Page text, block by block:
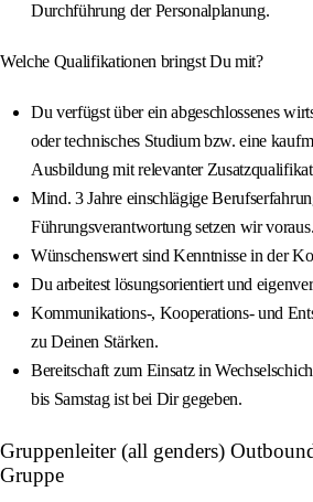
Durchführung der Personalplanung.
Welche Qualifikationen bringst Du mit?
Du verfügst über ein abgeschlossenes
oder technisches Studium bzw. eine
Ausbildung mit relevanter
Mind. 3 Jahre einschlägige
Führungsverantwortung setzen wir voraus.
Wünschenswert sind Kenntnisse in der
Du arbeitest lösungsorientiert und
Kommunikations-, Kooperations- und
zu Deinen Stärken.
Bereitschaft zum Einsatz in
bis Samstag ist bei Dir gegeben.
Gruppenleiter (all genders)
Gruppe